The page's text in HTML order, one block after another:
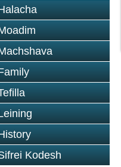
Kodesh